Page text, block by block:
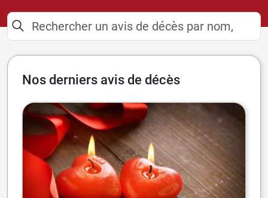
Nos derniers avis de décès